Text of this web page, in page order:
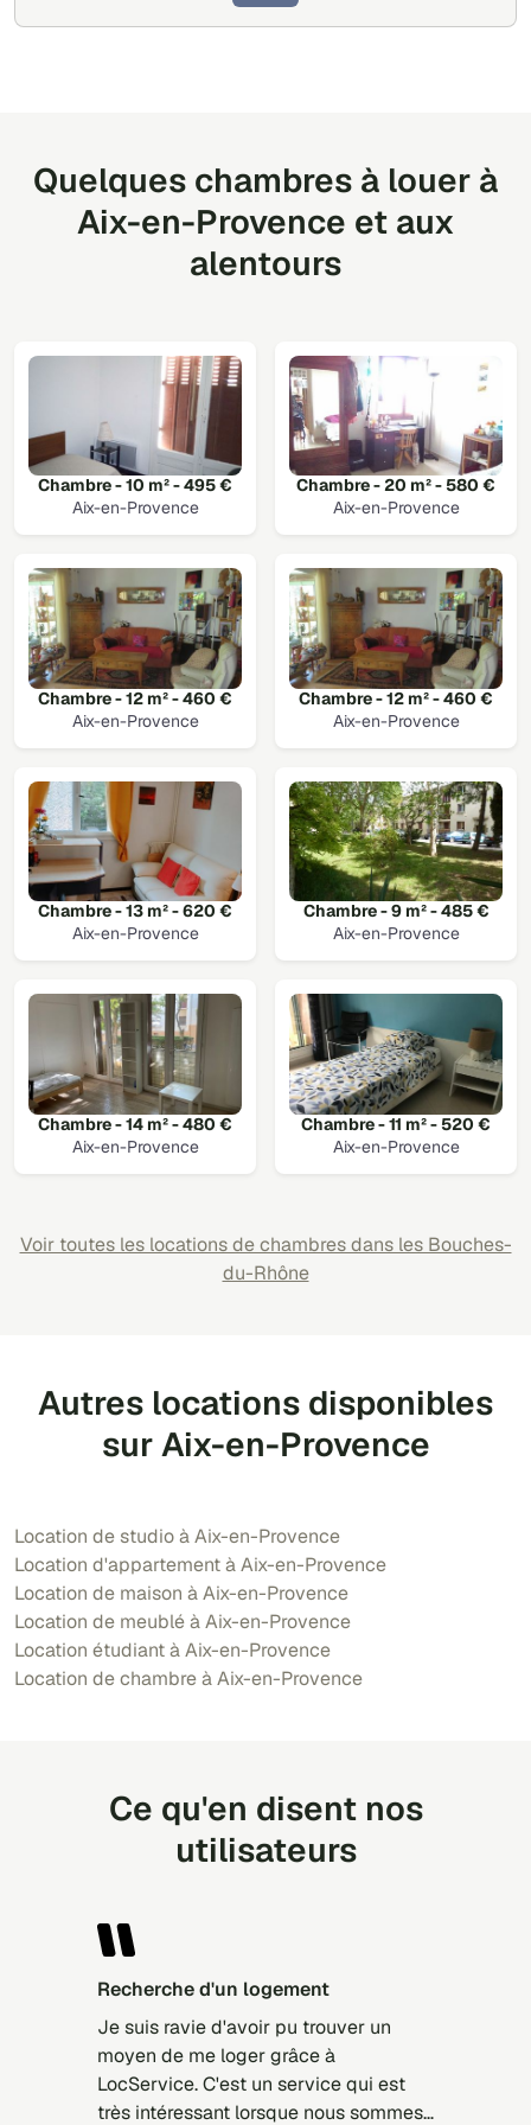
Quelques chambres à louer à
Aix-en-Provence et aux
alentours
Chambre - 10 m² - 495 €
Aix-en-Provence
Chambre - 20 m² - 580 €
Aix-en-Provence
Chambre - 12 m² - 460 €
Aix-en-Provence
Chambre - 12 m² - 460 €
Aix-en-Provence
Chambre - 13 m² - 620 €
Aix-en-Provence
Chambre - 9 m² - 485 €
Aix-en-Provence
Chambre - 14 m² - 480 €
Aix-en-Provence
Chambre - 11 m² - 520 €
Aix-en-Provence
Voir toutes les locations de chambres dans les Bouches-
du-Rhône
Autres locations disponibles
sur Aix-en-Provence
Location de studio à Aix-en-Provence
Location d'appartement à Aix-en-Provence
Location de maison à Aix-en-Provence
Location de meublé à Aix-en-Provence
Location étudiant à Aix-en-Provence
Location de chambre à Aix-en-Provence
Ce qu'en disent nos
utilisateurs
Recherche d'un logement
Je suis ravie d'avoir pu trouver un
moyen de me loger grâce à
LocService. C'est un service qui est
très intéressant lorsque nous sommes